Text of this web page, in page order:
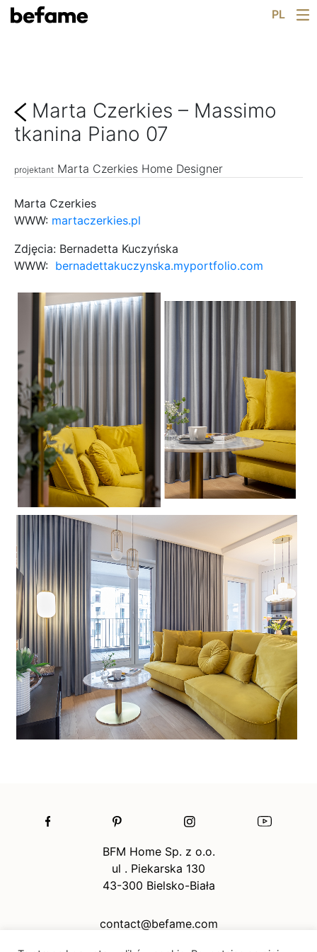
Skip
PL
Dla Architekta
Katalog
Pracuj z nami
Rekrutacja
Kontakt
Marta Czerkies – Massimo
tkanina Piano 07
projektant Marta Czerkies Home Designer
Marta Czerkies
WWW: martaczerkies.pl
Zdjęcia: Bernadetta Kuczyńska
WWW: bernadettakuczynska.myportfolio.com
BFM Home Sp. z o.o.
ul . Piekarska 130
43-300 Bielsko-Biała
contact@befame.com